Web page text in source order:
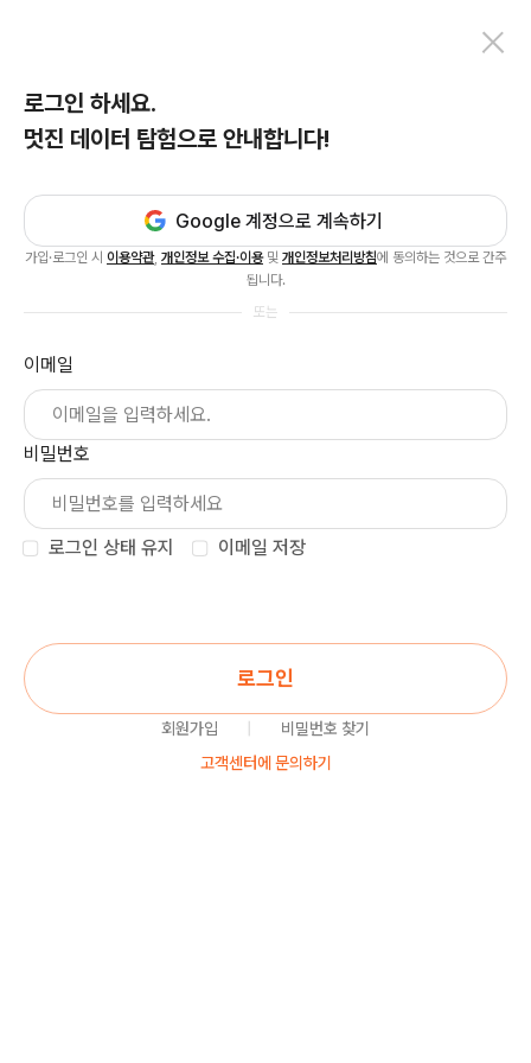
로그인 하세요.
멋진 데이터 탐험으로 안내합니다!
Google 계정으로 계속하기
가입·로그인 시 이용약관, 개인정보 수집·이용및 개인정보처리방침에 동의하는 것으로 간주
됩니다.
또는
이메일
비밀번호
로그인 상태 유지 이메일 저장
로그인
회원가입
비밀번호 찾기
고객센터에 문의하기